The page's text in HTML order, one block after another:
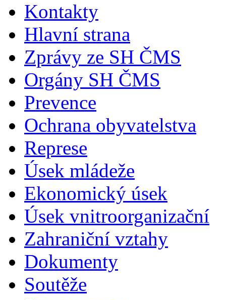
Kontakty
Hlavní strana
Zprávy ze SH ČMS
Orgány SH ČMS
Prevence
Ochrana obyvatelstva
Represe
Úsek mládeže
Ekonomický úsek
Úsek vnitroorganizační
Zahraniční vztahy
Dokumenty
Soutěže